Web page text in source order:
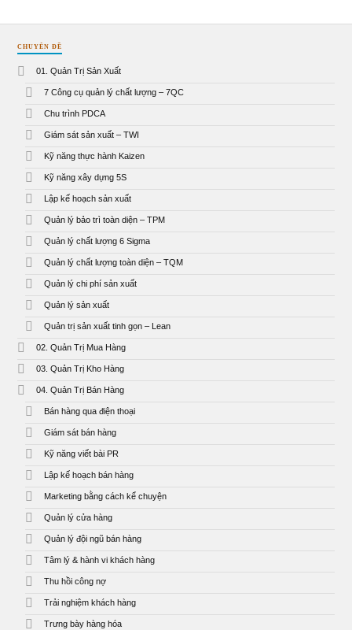
CHUYÊN ĐỀ
01. Quản Trị Sản Xuất
7 Công cụ quản lý chất lượng – 7QC
Chu trình PDCA
Giám sát sản xuất – TWI
Kỹ năng thực hành Kaizen
Kỹ năng xây dựng 5S
Lập kế hoạch sản xuất
Quản lý bảo trì toàn diện – TPM
Quản lý chất lượng 6 Sigma
Quản lý chất lượng toàn diện – TQM
Quản lý chi phí sản xuất
Quản lý sản xuất
Quản trị sản xuất tinh gọn – Lean
02. Quản Trị Mua Hàng
03. Quản Trị Kho Hàng
04. Quản Trị Bán Hàng
Bán hàng qua điện thoại
Giám sát bán hàng
Kỹ năng viết bài PR
Lập kế hoạch bán hàng
Marketing bằng cách kể chuyện
Quản lý cửa hàng
Quản lý đội ngũ bán hàng
Tâm lý & hành vi khách hàng
Thu hồi công nợ
Trải nghiệm khách hàng
Trưng bày hàng hóa